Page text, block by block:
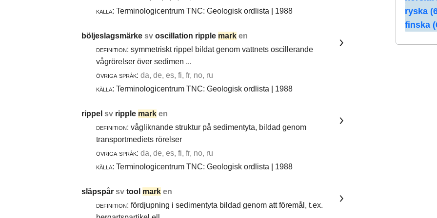
ryska
finska
källa: Terminologicentrum TNC: Geologisk ordlista | 1988
böljeslagsmärke sv oscillation ripple mark en
definition: symmetriskt rippel bildat genom vattnets oscillerande
vågrörelser över sedimen ...
övriga språk: da, de, es, fi, fr, no, ru
källa: Terminologicentrum TNC: Geologisk ordlista | 1988
rippel sv ripple mark en
definition: vågliknande struktur på sedimentyta, bildad genom
transportmediets rörelser
övriga språk: da, de, es, fi, fr, no, ru
källa: Terminologicentrum TNC: Geologisk ordlista | 1988
släpspår sv tool mark en
definition: fördjupning i sedimentyta bildad genom att föremål, t.ex.